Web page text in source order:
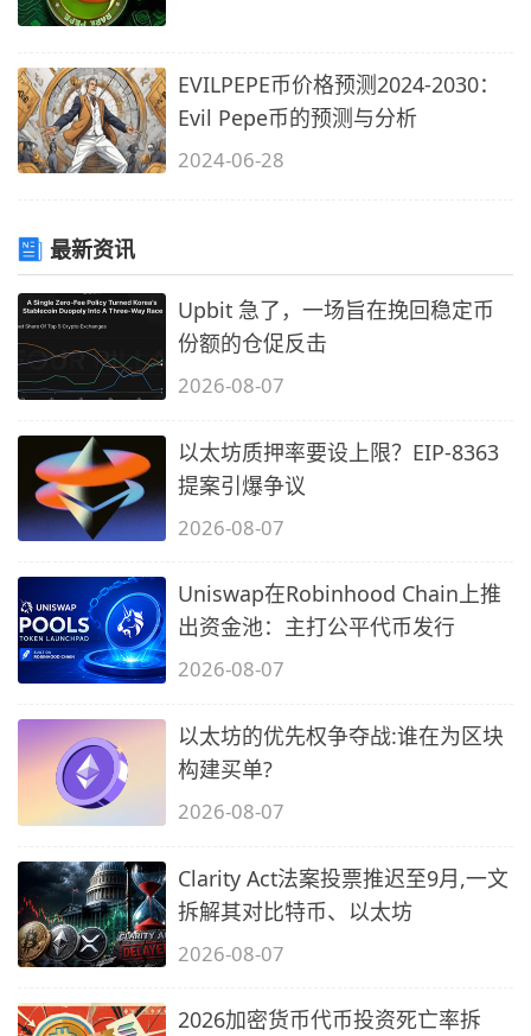
EVILPEPE币价格预测2024-2030：
Evil Pepe币的预测与分析
2024-06-28
最新资讯
Upbit 急了，一场旨在挽回稳定币
份额的仓促反击
2026-08-07
以太坊质押率要设上限？EIP-8363
提案引爆争议
2026-08-07
Uniswap在Robinhood Chain上推
出资金池：主打公平代币发行
2026-08-07
以太坊的优先权争夺战:谁在为区块
构建买单?
2026-08-07
Clarity Act法案投票推迟至9月,一文
拆解其对比特币、以太坊
2026-08-07
2026加密货币代币投资死亡率拆